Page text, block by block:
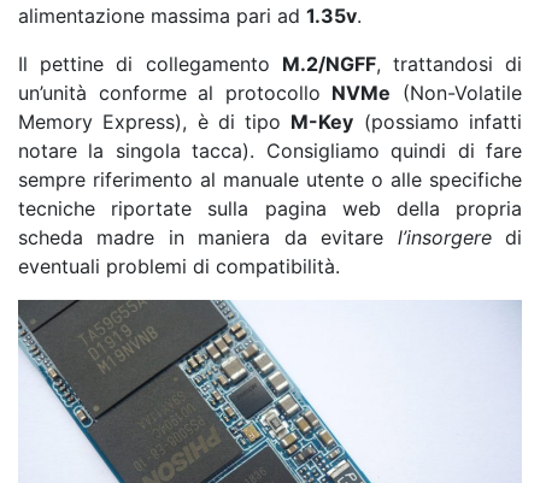
alimentazione massima pari ad 1.35v.
Il pettine di collegamento M.2/NGFF, trattandosi di
un’unità conforme al protocollo NVMe (Non-Volatile
Memory Express), è di tipo M-Key (possiamo infatti
notare la singola tacca). Consigliamo quindi di fare
sempre riferimento al manuale utente o alle specifiche
tecniche riportate sulla pagina web della propria
scheda madre in maniera da evitare l’insorgeredi
eventuali problemi di compatibilità.